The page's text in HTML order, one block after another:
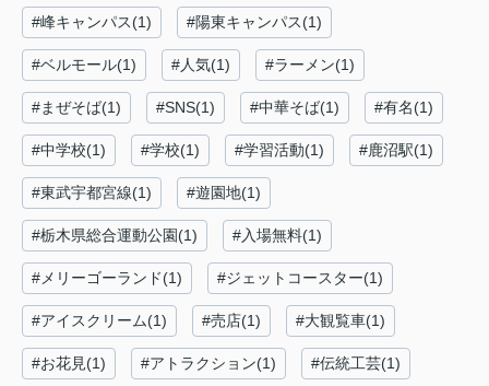
#峰キャンパス(1) #陽東キャンパス(1)
#ベルモール(1) #人気(1) #ラーメン(1)
#まぜそば(1) #SNS(1) #中華そば(1) #有名(1)
#中学校(1) #学校(1) #学習活動(1) #鹿沼駅(1)
#東武宇都宮線(1) #遊園地(1)
#栃木県総合運動公園(1) #入場無料(1)
#メリーゴーランド(1) #ジェットコースター(1)
#アイスクリーム(1) #売店(1) #大観覧車(1)
#お花見(1) #アトラクション(1) #伝統工芸(1)